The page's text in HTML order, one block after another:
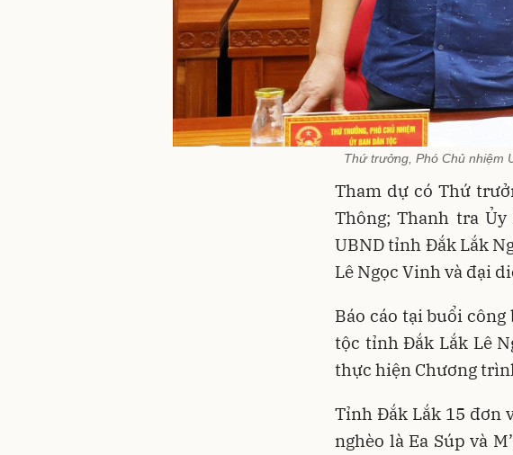
Thứ trưởng, Phó Chủ nhiệm
Tham dự có Thứ
Thông; Thanh tra
UBND tỉnh Đắk Lắk
Lê Ngọc Vinh và đại
Báo cáo tại buổi
tộc tỉnh Đắk Lắk Lê
thực hiện Chương
Tỉnh Đắk Lắk 15 đơn
nghèo là Ea Súp và